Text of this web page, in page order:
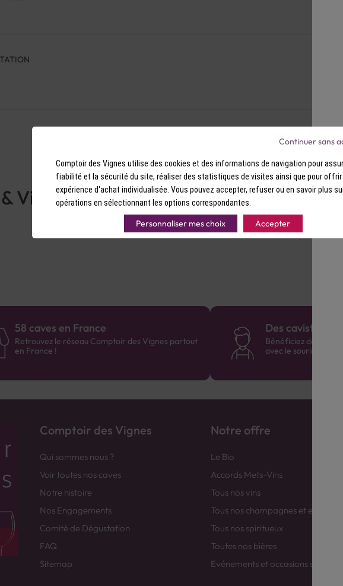
Vins
58 caves en France
Retrouvez le réseau Comptoir des Vignes partout
en France !
Des cavistes à
Bénéficiez de
avec le sourire :)
Comptoir des Vignes
Qui sommes nous ?
Voir toutes nos caves
Notre histoire
Nos Engagements
Comité de Dégustation
FAQ
Sitemap
Notre offre
Le Bio
Accords Mets-Vins
Tous nos vins
Tous nos champagnes et
Tous nos spiritueux
Toutes nos bières
Evénements et occasions spéciales
Comptoir des Vignes utilise des cookies et des informations de navigation pour
fiabilité et la sécurité du site, réaliser des statistiques de visites ainsi que pour offrir
expérience d'achat individualisée. Vous pouvez accepter, refuser ou en savoir plus
opérations en sélectionnant les options correspondantes.
Personnaliser mes choix Accepter
Continuer sans